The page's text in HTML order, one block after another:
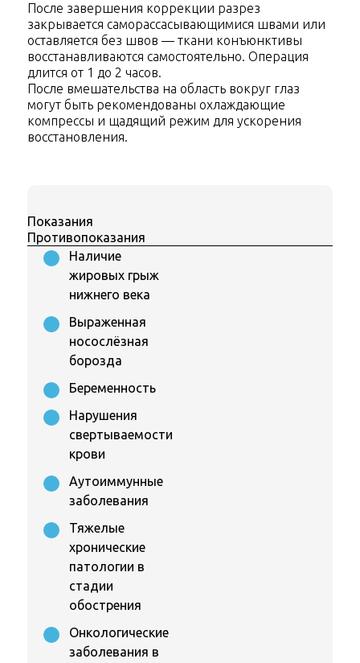
После завершения коррекции разрез
закрывается саморассасывающимися швами или
оставляется без швов — ткани конъюнктивы
восстанавливаются самостоятельно. Операция
длится от 1 до 2 часов.
После вмешательства на область вокруг глаз
могут быть рекомендованы охлаждающие
компрессы и щадящий режим для ускорения
восстановления.
Показания
Противопоказания
Наличие
жировых грыж
нижнего века
Выраженная
носослёзная
борозда
Беременность
Нарушения
свертываемости
крови
Аутоиммунные
заболевания
Тяжелые
хронические
патологии в
стадии
обострения
Онкологические
заболевания в